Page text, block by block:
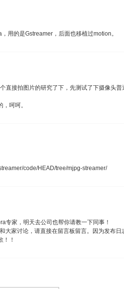
用的是Gstreamer，后面也移植过motion。
直接拍图片的研究了下，先测试了下摄像头
呵呵。
code/HEAD/tree/mjpg-streamer/
专家，明天去公司也帮你请教一下同事！
大家讨论，请直接在留言板留言。因为发布
！！